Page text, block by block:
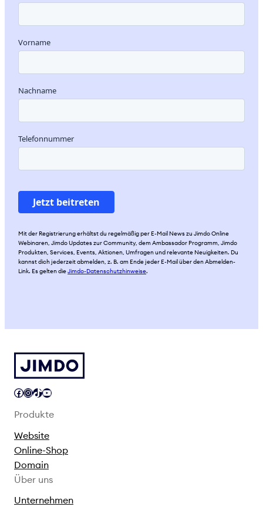
Mit der Registrierung erhältst du regelmäßig per E-Mail News zu Jimdo Online
Webinaren, Jimdo Updates zur Community, dem Ambassador Programm, Jimdo
Produkten, Services, Events, Aktionen, Umfragen und relevante Neuigkeiten. Du
kannst dich jederzeit abmelden, z. B. am Ende jeder E-Mail über den Abmelden-
Link. Es gelten dieJimdo-Datenschutzhinweise.
Facebook InstagramTikTok YouTube
Produkte
Website
Online-Shop
Domain
Über uns
Unternehmen